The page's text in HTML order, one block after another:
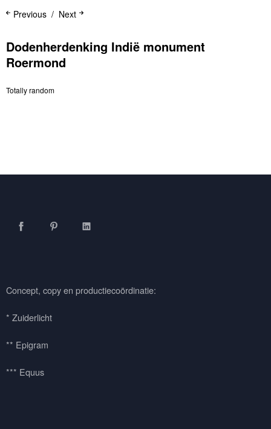
Next
Previous
Dodenherdenking Indië monument
Roermond
Totally random
Concept, copy en productiecoördinatie:
* Zuiderlicht
** Epigram
*** Equus